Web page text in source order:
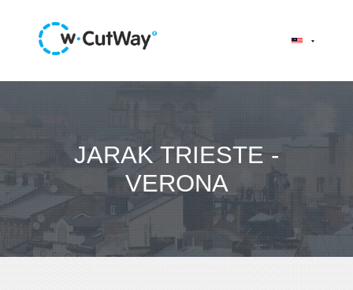
JARAK TRIESTE -
VERONA